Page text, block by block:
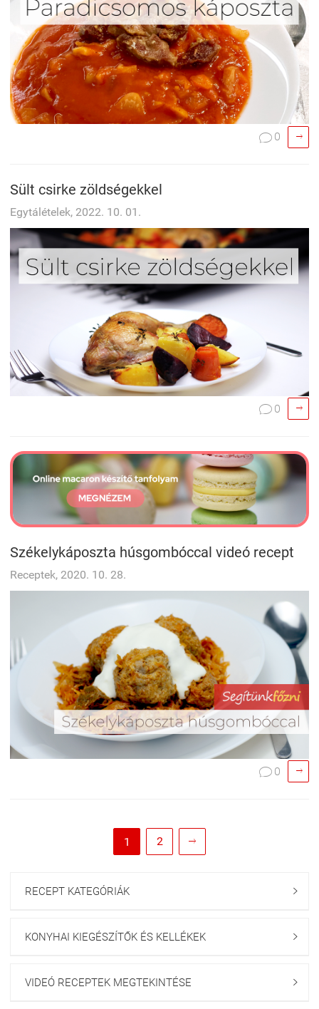
 0 
Sült csirke zöldségekkel
Egytálételek, 2022. 10. 01.
 0 
Székelykáposzta húsgombóccal videó recept
Receptek, 2020. 10. 28.
 0 
1 2 
RECEPT KATEGÓRIÁK 
KONYHAI KIEGÉSZÍTŐK ÉS KELLÉKEK 
VIDEÓ RECEPTEK MEGTEKINTÉSE 